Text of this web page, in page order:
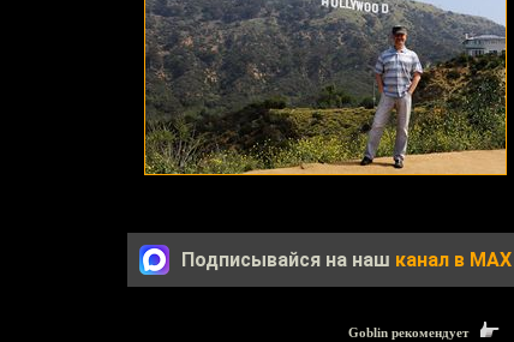
Подписывайся на наш канал в MAX
Goblin рекомендует